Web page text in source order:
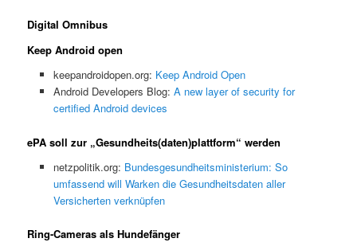
Digital Omnibus
Keep Android open
keepandroidopen.org: Keep Android Open
Android Developers Blog: A new layer of security for
certified Android devices
ePA soll zur „Gesundheits(daten)plattform“ werden
netzpolitik.org: Bundesgesundheitsministerium: So
umfassend will Warken die Gesundheitsdaten aller
Versicherten verknüpfen
Ring-Cameras als Hundefänger